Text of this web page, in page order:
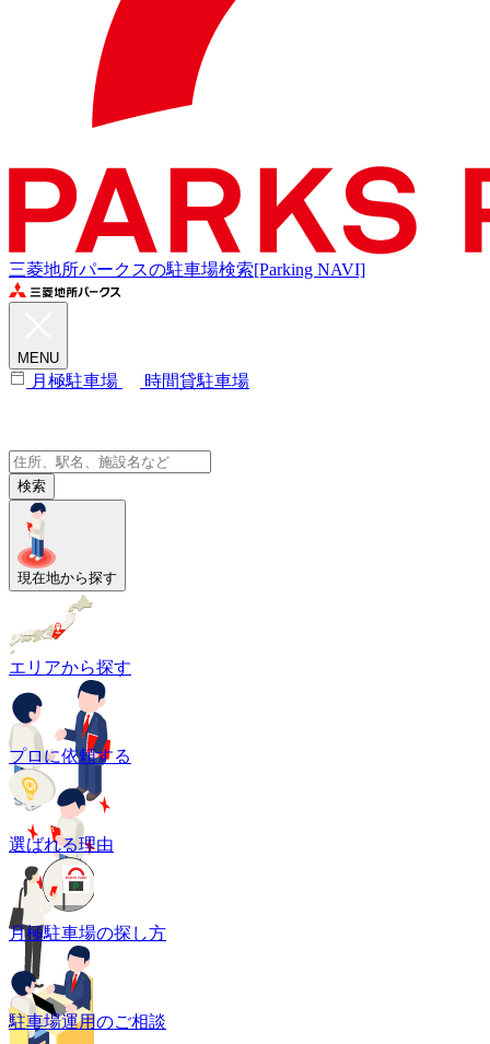
三菱地所パークスの駐車場検索[Parking NAVI]
MENU
月極駐車場 時間貸駐車場
検索
現在地から探す
エリアから探す
プロに依頼する
選ばれる理由
月極駐車場の探し方
駐車場運用のご相談